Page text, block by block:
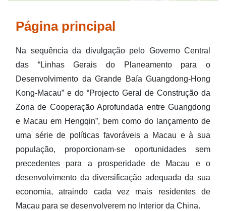
Balcão único para serviços de segurança social entre
Guangdong e Macau
Cooperação de ajuda de verificação de prova de vida entre
Guangdong e Macau
Tratamento de serviços de segurança social da Baía
Outras páginas temáticas
Página principal
Na sequência da divulgação pelo Governo Central
das “Linhas Gerais do Planeamento para o
Desenvolvimento da Grande Baía Guangdong-Hong
Kong-Macau” e do “Projecto Geral de Construção da
Zona de Cooperação Aprofundada entre Guangdong
e Macau em Hengqin”, bem como do lançamento de
uma série de políticas favoráveis a Macau e à sua
população, proporcionam-se oportunidades sem
precedentes para a prosperidade de Macau e o
desenvolvimento da diversificação adequada da sua
economia, atraindo cada vez mais residentes de
Macau para se desenvolverem no Interior da China.